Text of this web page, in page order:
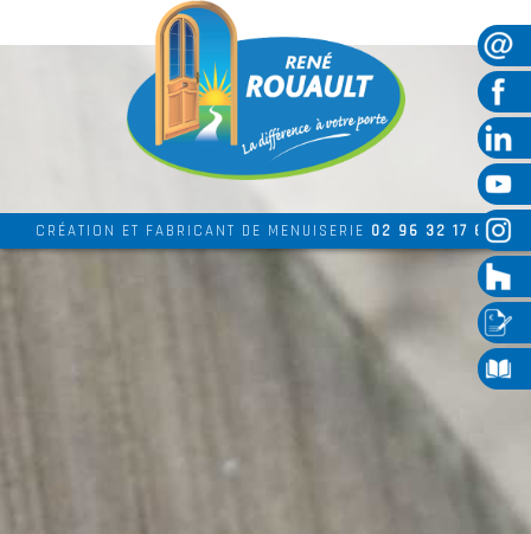
CRÉATION ET FABRICANT DE MENUISERIE 02 96 32 17 69